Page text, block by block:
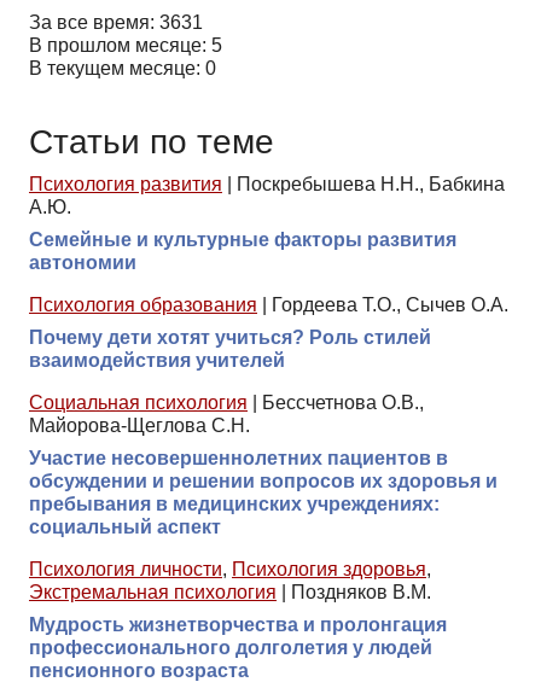
За все время: 3631
В прошлом месяце: 5
В текущем месяце: 0
Статьи по теме
Психология развития
Поскребышева Н.Н., Бабкина
А.Ю.
Семейные и культурные факторы развития
автономии
Психология образования
Гордеева Т.О., Сычев О.А.
Почему дети хотят учиться? Роль стилей
взаимодействия учителей
Социальная психология
Бессчетнова О.В.,
Майорова-Щеглова С.Н.
Участие несовершеннолетних пациентов в
обсуждении и решении вопросов их здоровья и
пребывания в медицинских учреждениях:
социальный аспект
Психология личности, Психология здоровья,
Экстремальная психология
Поздняков В.М.
Мудрость жизнетворчества и пролонгация
профессионального долголетия у людей
пенсионного возраста